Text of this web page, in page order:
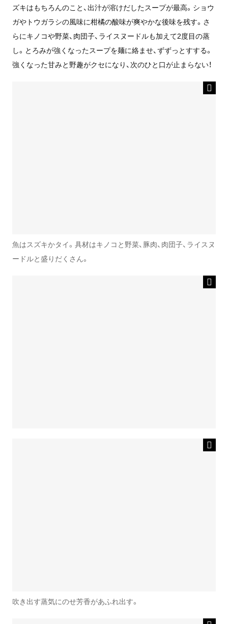
ズキはもちろんのこと、出汁が溶けだしたスープが最高。ショウ
ガやトウガラシの風味に柑橘の酸味が爽やかな後味を残す。さ
らにキノコや野菜、肉団子、ライスヌードルも加えて2度目の蒸
し。とろみが強くなったスープを麺に絡ませ、ずずっとすする。
強くなった甘みと野趣がクセになり、次のひと口が止まらない！
魚はスズキかタイ。具材はキノコと野菜、豚肉、肉団子、ライスヌ
ードルと盛りだくさん。
吹き出す蒸気にのせ芳香があふれ出す。